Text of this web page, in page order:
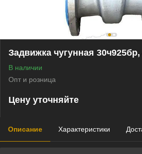
Задвижка чугунная
В наличии
Опт и розница
Цену уточняйте
Описание Характеристики